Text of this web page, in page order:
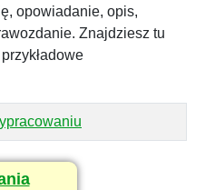
opowiadanie, opis,
Znajdziesz tu